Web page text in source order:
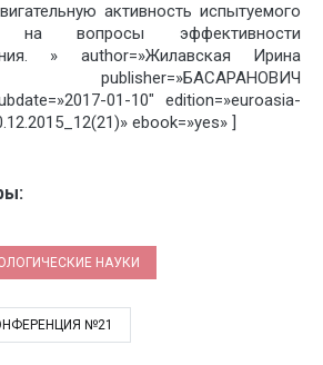
активность испытуемого
вопросы эффективности
» author=»Жилавская Ирина
publisher=»БАСАРАНОВИЧ
01-10″ edition=»euroasia-
ebook=»yes» ]
НАУКИ
№21